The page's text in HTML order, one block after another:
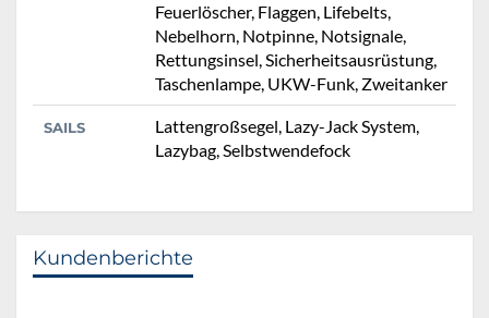
Feuerlöscher, Flaggen, Lifebelts,
Nebelhorn, Notpinne, Notsignale,
Rettungsinsel, Sicherheitsausrüstung,
Taschenlampe, UKW-Funk, Zweitanker
SAILS
Lattengroßsegel, Lazy-Jack System,
Lazybag, Selbstwendefock
Kundenberichte